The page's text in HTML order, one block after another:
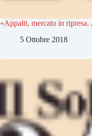
«Appalti, mercato in
5 Ottobre 2018